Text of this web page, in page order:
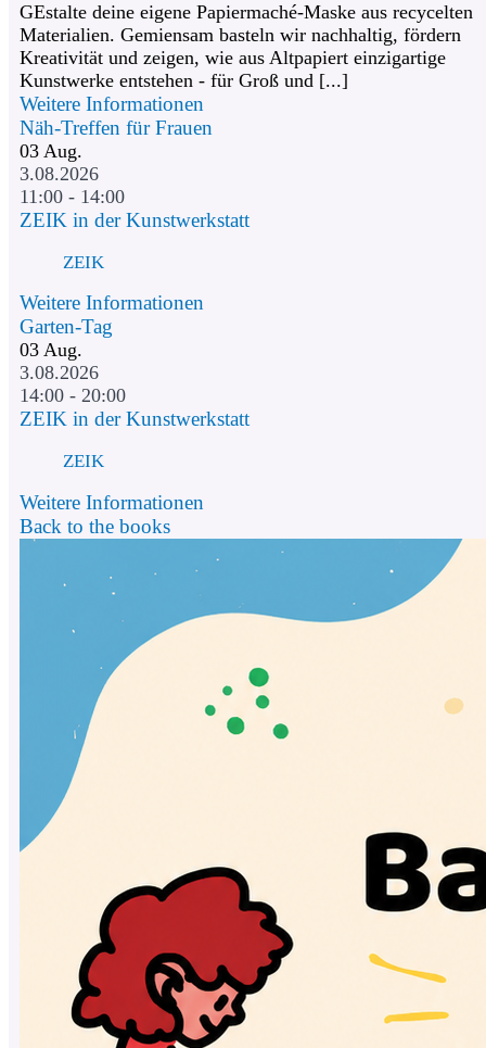
GEstalte deine eigene Papiermaché-Maske aus recycelten
Materialien. Gemiensam basteln wir nachhaltig, fördern
Kreativität und zeigen, wie aus Altpapiert einzigartige
Kunstwerke entstehen - für Groß und [...]
Weitere Informationen
Näh-Treffen für Frauen
03 Aug.
3.08.2026
11:00 - 14:00
ZEIK in der Kunstwerkstatt
ZEIK
Weitere Informationen
Garten-Tag
03 Aug.
3.08.2026
14:00 - 20:00
ZEIK in der Kunstwerkstatt
ZEIK
Weitere Informationen
Back to the books